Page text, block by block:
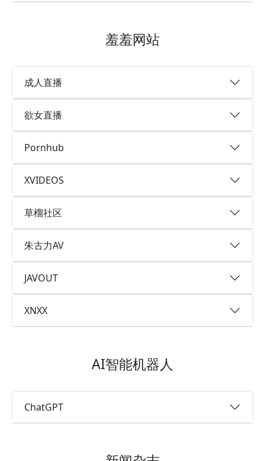
羞羞网站
成人直播
欲女直播
Pornhub
XVIDEOS
草榴社区
朱古力AV
JAVOUT
XNXX
AI智能机器人
ChatGPT